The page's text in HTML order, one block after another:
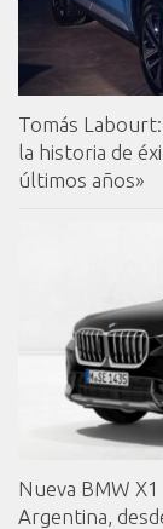
Tomás
la historia de
últimos años»
Nueva BMW
Argentina,